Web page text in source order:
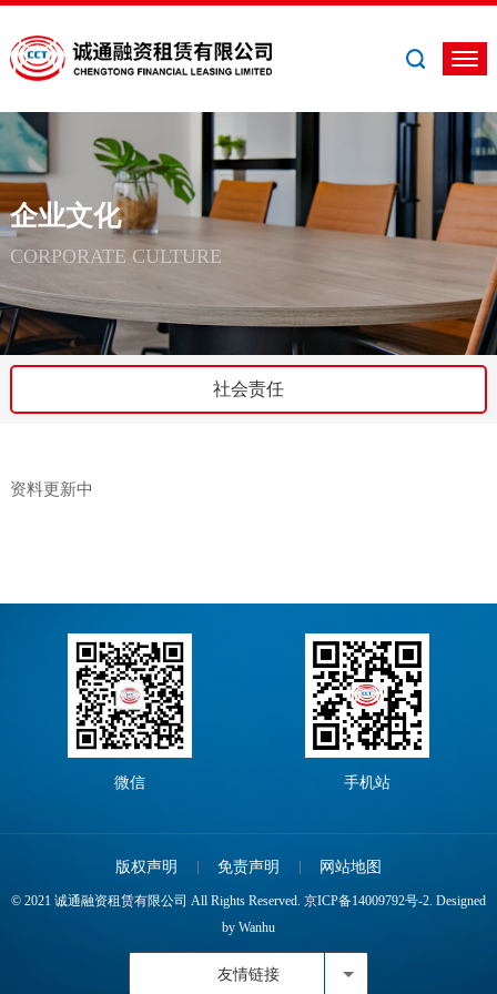
企业文化
CORPORATE CULTURE
社会责任
资料更新中
微信 手机站
版权声明 免责声明 网站地图
© 2021 诚通融资租赁有限公司 All Rights Reserved. 京ICP备14009792号-2. Designed
by Wanhu
友情链接